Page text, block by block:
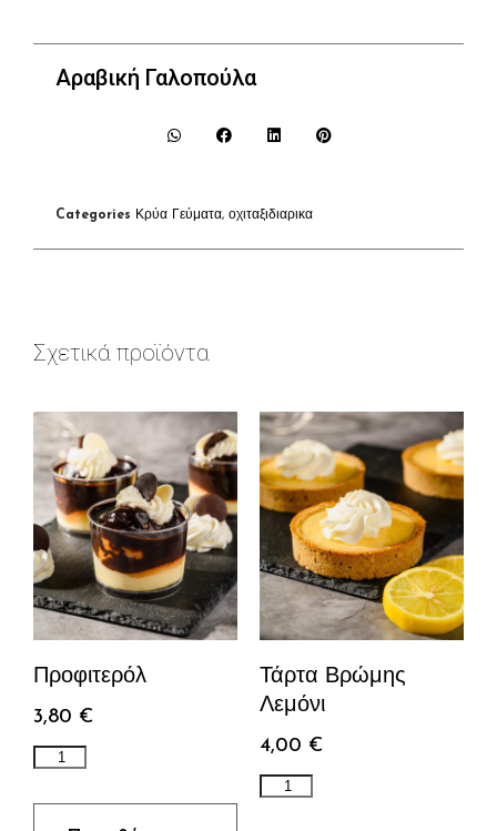
Αραβική Γαλοπούλα
Categories Κρύα Γεύματα, οχιταξιδιαρικα
Σχετικά προϊόντα
Προφιτερόλ
3,80 €
Τάρτα Βρώμης
Λεμόνι
4,00 €